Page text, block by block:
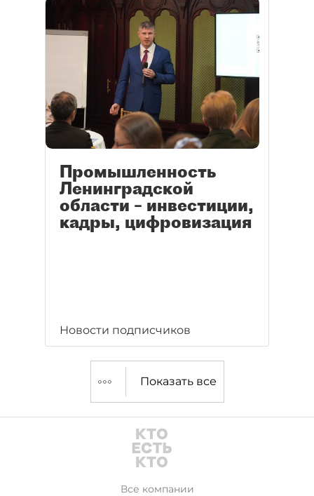
Промышленность
Ленинградской
области – инвестиции,
кадры, цифровизация
Новости подписчиков
Показать все
Все компании